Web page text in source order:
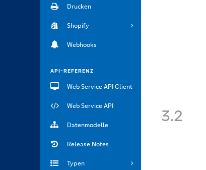
Drucken
Shopify
Webhooks
API-REFERENZ
Web Service API Client
Web Service API
Datenmodelle
Release Notes
Typen
3.2